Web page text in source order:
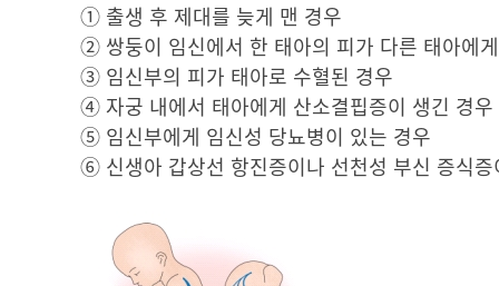
① 출생 후 제대를 늦게 맨 경우
② 쌍둥이 임신에서 한 태아의 피가 다른 태아에
③ 임신부의 피가 태아로 수혈된 경우
④ 자궁 내에서 태아에게 산소결핍증이 생긴 경우
⑤ 임신부에게 임신성 당뇨병이 있는 경우
⑥ 신생아 갑상선 항진증이나 선천성 부신 증식증